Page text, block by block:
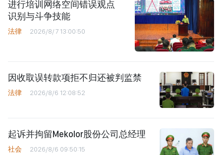
进行培训网络空间错误观点
识别与斗争技能
法律 2026/8/7 13:00:50
因收取误转款项拒不归还被判监禁
法律 2026/8/6 12:08:52
起诉并拘留Mekolor股份公司总经理
社会 2026/8/6 09:50:15